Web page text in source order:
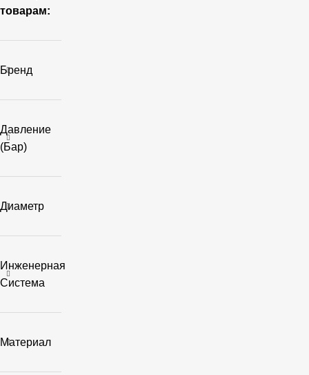
товарам:
Бренд
Давление
(бар)
Диаметр
Инженерная
Система
Материал